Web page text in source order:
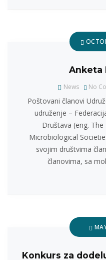
Anketa
News No
Poštovani članovi
udruženje –
Društava (eng.
Microbiological
svojim društvima
članovima, sa
Konkurs za